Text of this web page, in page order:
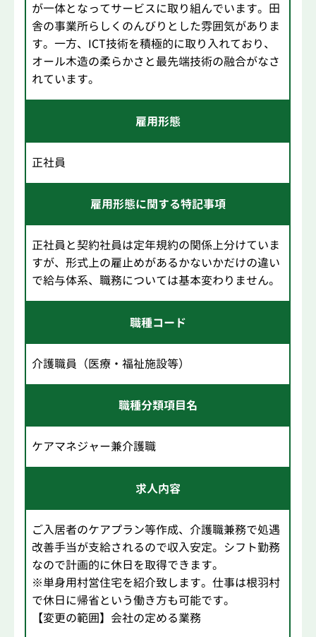
が一体となってサービスに取り組んでいます。田
舎の事業所らしくのんびりとした雰囲気がありま
す。一方、ICT技術を積極的に取り入れており、
オール木造の柔らかさと最先端技術の融合がなさ
れています。
雇用形態
正社員
雇用形態に関する特記事項
正社員と契約社員は定年規約の関係上分けていま
すが、形式上の雇止めがあるかないかだけの違い
で給与体系、職務については基本変わりません。
職種コード
介護職員（医療・福祉施設等）
職種分類項目名
ケアマネジャー兼介護職
求人内容
ご入居者のケアプラン等作成、介護職兼務で処遇
改善手当が支給されるので収入安定。シフト勤務
なので計画的に休日を取得できます。
※単身用村営住宅を紹介致します。仕事は根羽村
で休日に帰省という働き方も可能です。
【変更の範囲】会社の定める業務